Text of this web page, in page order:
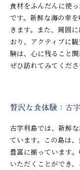
食材をふんだんに使
です。新鮮な海の幸
きます。また、周囲
おり、アクティブに
験は、心に残ること
ぜひ訪れてみてくださ
贅沢な食体験：古
古字利島では、新鮮
ています。この島は
豊富に揃っています
いただくことができ